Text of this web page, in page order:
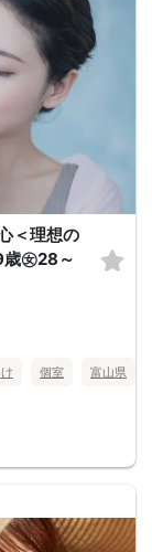
＜理想の
㊛28～
個室 富山県